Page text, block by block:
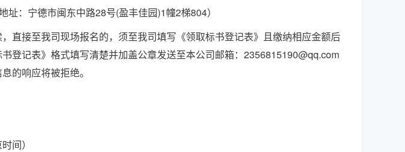
址： 宁德市闽东中路28号(盈丰佳园)1幢2梯804）
直接至我司现场报名的，须至我司填写《领取标书登记表》且缴纳相应金额后
登记表》格式填写清楚并加盖公章发送至本公司邮箱： 2356815190@qq.com
的响应将被拒绝。
间）